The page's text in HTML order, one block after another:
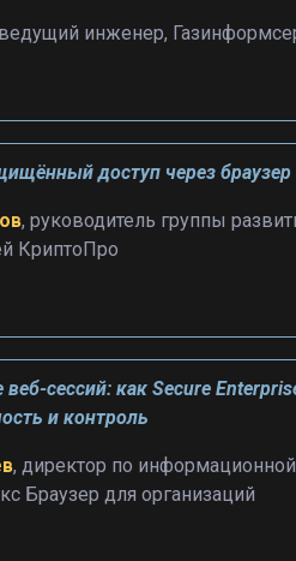
инженер,
доступ через браузер
, руководитель группы
КриптоПро
сессий: как Secure
и контроль
, директор по информационной
Браузер для организаций